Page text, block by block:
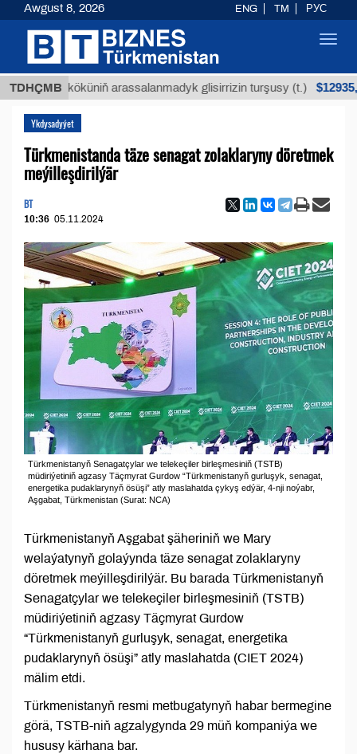
TDHÇMB
köküniň arassalanmadyk glisirrizin turşusy (t.) $12935,18
Ykdysadyýet
Türkmenistanda täze senagat zolaklaryny döretmek
meýilleşdirilýär
BT
10:36 05.11.2024
Türkmenistanyň Senagatçylar we telekeçiler birleşmesiniň (TSTB)
müdiriýetiniň agzasy Täçmyrat Gurdow “Türkmenistanyň gurluşyk, senagat,
energetika pudaklarynyň ösüşi” atly maslahatda çykyş edýär, 4-nji noýabr,
Aşgabat, Türkmenistan (Surat: NCA)
Türkmenistanyň Aşgabat şäheriniň we Mary
welaýatynyň golaýynda täze senagat zolaklaryny
döretmek meýilleşdirilýär. Bu barada Türkmenistanyň
Senagatçylar we telekeçiler birleşmesiniň (TSTB)
müdiriýetiniň agzasy Täçmyrat Gurdow
“Türkmenistanyň gurluşyk, senagat, energetika
pudaklarynyň ösüşi” atly maslahatda (CIET 2024)
mälim etdi.
Türkmenistanyň resmi metbugatynyň habar bermegine
görä, TSTB-niň agzalygynda 29 müň kompaniýa we
hususy kärhana bar.
Awgust 8, 2026 ENG TM РУС